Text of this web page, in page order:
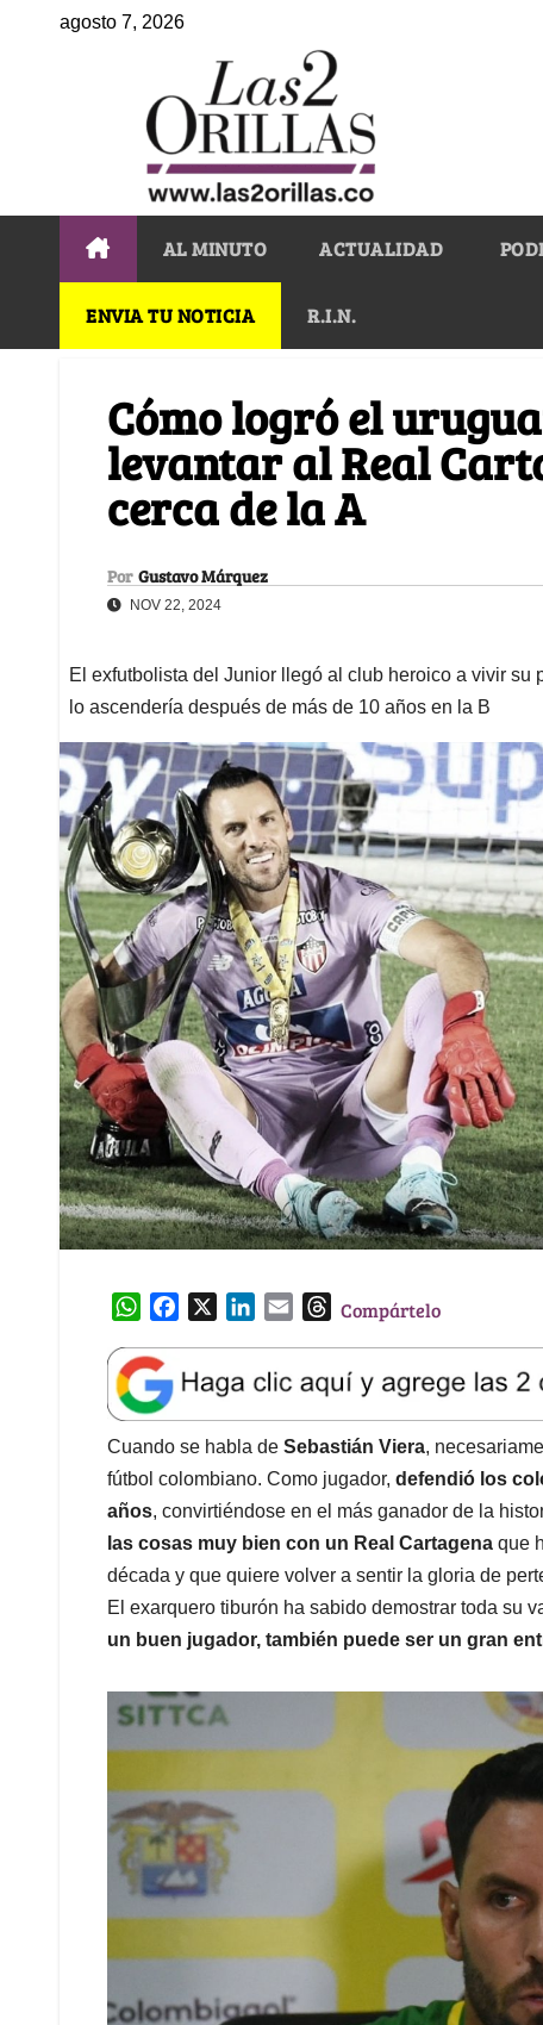
agosto 7, 2026
AL MINUTO ACTUALIDAD
ENVIA TU NOTICIA R.I.N.
Cómo logró el
levantar al Real
cerca de la A
Por Gustavo Márquez
NOV 22, 2024
El exfutbolista del Junior llegó al club heroico a vivir
lo ascendería después de más de 10 años en la B
W
a
t
s
A
p
p
e
b
o
o
k
k
e
d
I
n
l
T
e
a
d
s
Compártelo
Cuando se habla de Sebastián Viera,
fútbol colombiano. Como jugador, defendió los
años, convirtiéndose en el más ganador de la
las cosas muy bien con un Real Cartagena que
década y que quiere volver a sentir la gloria de
El exarquero tiburón ha sabido demostrar toda su
un buen jugador, también puede ser un gran